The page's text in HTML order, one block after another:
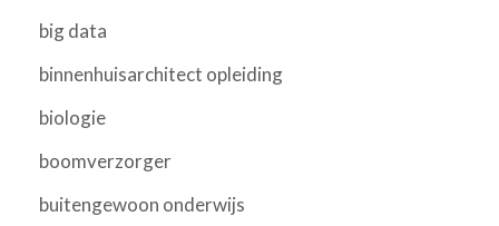
big data
binnenhuisarchitect opleiding
biologie
boomverzorger
buitengewoon onderwijs